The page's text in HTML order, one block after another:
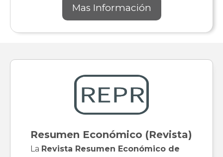
Mas Información
Resumen Económico (Revista)
La Revista Resumen Económico de